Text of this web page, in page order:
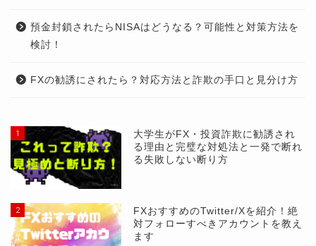
預金封鎖されたらNISAはどうなる？可能性と対策方法を
検討！
FXの勧誘にされたら？対応方法と詐欺の手口と見分け方
1
大学生がFX・投資詐欺に勧誘され
る理由と完璧な対処法と一発で断れ
る失敗しない断り方
2
FXおすすめのTwitter/Xを紹介！絶
対フォローすべきアカウントを教え
ます